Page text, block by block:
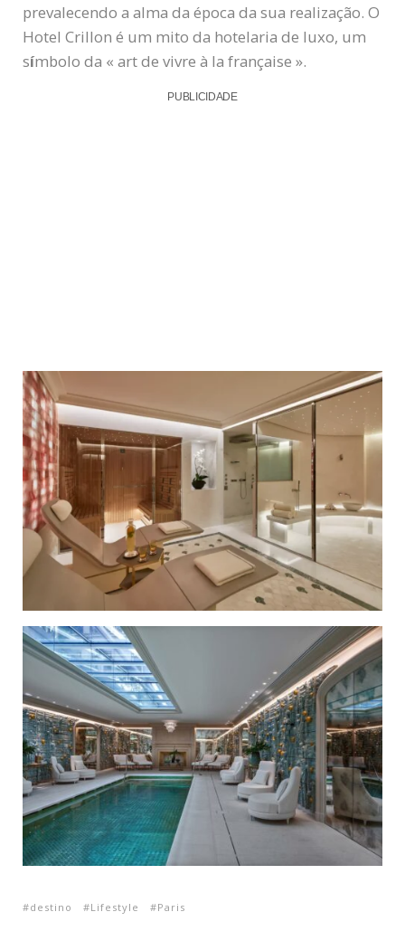
prevalecendo a alma da época da sua realização. O
Hotel Crillon é um mito da hotelaria de luxo, um
símbolo da « art de vivre à la française ».
PUBLICIDADE
destino Lifestyle Paris